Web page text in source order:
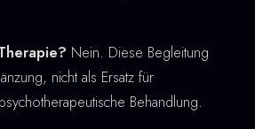
Nein. Diese Begleitung
nicht als Ersatz für
Behandlung.